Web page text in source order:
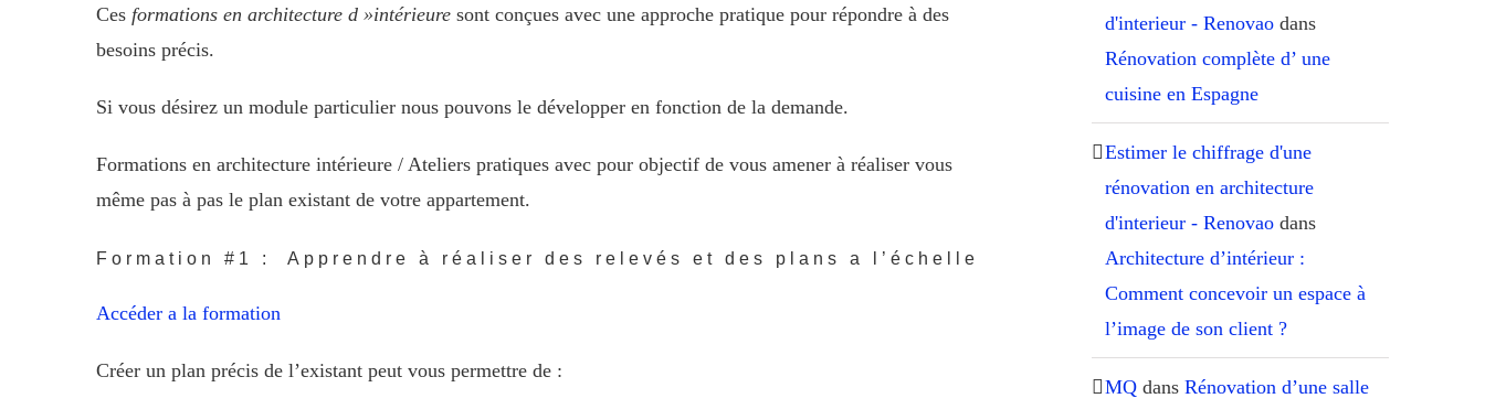
Ces formations en architecture d »intérieure sont conçues avec une approche pratique pour répondre à des
besoins précis.
Si vous désirez un module particulier nous pouvons le développer en fonction de la demande.
Formations en architecture intérieure / Ateliers pratiques avec pour objectif de vous amener à réaliser vous
même pas à pas le plan existant de votre appartement.
Formation #1 : Apprendre à réaliser des relevés et des plans a l’échelle
Accéder a la formation
Créer un plan précis de l’existant peut vous permettre de :
d'interieur - Renovaodans
Rénovation complète d’ une
cuisine en Espagne
Estimer le chiffrage d'une
rénovation en architecture
d'interieur - Renovaodans
Architecture d’intérieur :
Comment concevoir un espace à
l’image de son client ?
MQdans Rénovation d’une salle